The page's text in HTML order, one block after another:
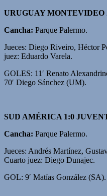
URUGUAY MONTEVIDEO
Cancha: Parque Palermo.
Jueces: Diego Riveiro, Héctor
juez: Eduardo Varela.
GOLES: 11′ Renato
70′ Diego Sánchez (UM).
SUD AMÉRICA 1:0
Cancha: Parque Palermo.
Jueces: Andrés Martínez,
Cuarto juez: Diego Dunajec.
GOL: 9′ Matías González (SA).